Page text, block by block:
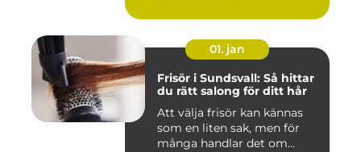
01. jan
Frisör i Sundsvall: Så hittar
du rätt salong för ditt hår
Att välja frisör kan kännas
som en liten sak, men för
många handlar det om...